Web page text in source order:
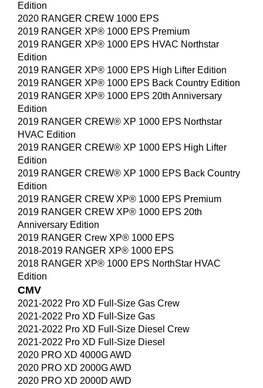
Edition
2020 RANGER CREW 1000 EPS
2019 RANGER XP® 1000 EPS Premium
2019 RANGER XP® 1000 EPS HVAC Northstar
Edition
2019 RANGER XP® 1000 EPS High Lifter Edition
2019 RANGER XP® 1000 EPS Back Country Edition
2019 RANGER XP® 1000 EPS 20th Anniversary
Edition
2019 RANGER CREW® XP 1000 EPS Northstar
HVAC Edition
2019 RANGER CREW® XP 1000 EPS High Lifter
Edition
2019 RANGER CREW® XP 1000 EPS Back Country
Edition
2019 RANGER CREW XP® 1000 EPS Premium
2019 RANGER CREW XP® 1000 EPS 20th
Anniversary Edition
2019 RANGER Crew XP® 1000 EPS
2018-2019 RANGER XP® 1000 EPS
2018 RANGER XP® 1000 EPS NorthStar HVAC
Edition
CMV
2021-2022 Pro XD Full-Size Gas Crew
2021-2022 Pro XD Full-Size Gas
2021-2022 Pro XD Full-Size Diesel Crew
2021-2022 Pro XD Full-Size Diesel
2020 PRO XD 4000G AWD
2020 PRO XD 2000G AWD
2020 PRO XD 2000D AWD